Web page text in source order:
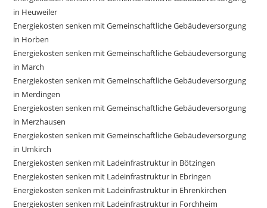
in Heuweiler
Energiekosten senken mit Gemeinschaftliche Gebäudeversorgung
in Horben
Energiekosten senken mit Gemeinschaftliche Gebäudeversorgung
in March
Energiekosten senken mit Gemeinschaftliche Gebäudeversorgung
in Merdingen
Energiekosten senken mit Gemeinschaftliche Gebäudeversorgung
in Merzhausen
Energiekosten senken mit Gemeinschaftliche Gebäudeversorgung
in Umkirch
Energiekosten senken mit Ladeinfrastruktur in Bötzingen
Energiekosten senken mit Ladeinfrastruktur in Ebringen
Energiekosten senken mit Ladeinfrastruktur in Ehrenkirchen
Energiekosten senken mit Ladeinfrastruktur in Forchheim